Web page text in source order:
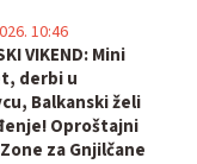
VIKEND: Mini
derbi u
Balkanski želi
Oproštajni
za Gnjilčane
10:46